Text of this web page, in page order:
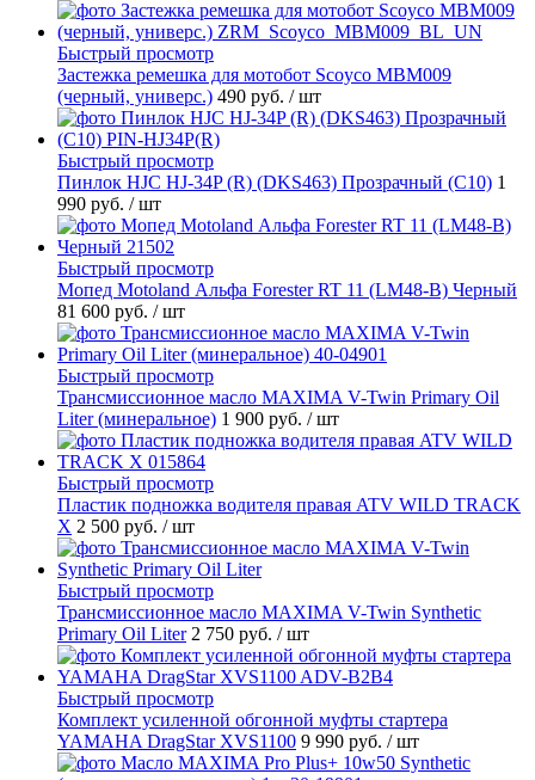
Быстрый просмотр
Застежка ремешка для мотобот Scoyco MBM009
(черный, универс.) 490 руб. / шт
Быстрый просмотр
Пинлок HJC HJ-34P (R) (DKS463) Прозрачный (C10) 1
990 руб. / шт
Быстрый просмотр
Мопед Motoland Альфа Forester RT 11 (LM48-B) Черный
81 600 руб. / шт
Быстрый просмотр
Трансмиссионное масло MAXIMA V-Twin Primary Oil
Liter (минеральное) 1 900 руб. / шт
Быстрый просмотр
Пластик подножка водителя правая ATV WILD TRACK
X 2 500 руб. / шт
Быстрый просмотр
Трансмиссионное масло MAXIMA V-Twin Synthetic
Primary Oil Liter 2 750 руб. / шт
Быстрый просмотр
Комплект усиленной обгонной муфты стартера
YAMAHA DragStar XVS1100 9 990 руб. / шт